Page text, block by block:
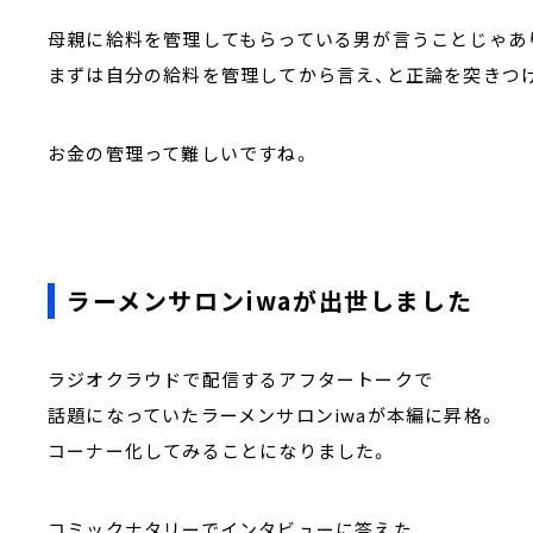
母親に給料を管理してもらっている男が言うことじゃあ
まずは自分の給料を管理してから言え、と正論を突きつ
お金の管理って難しいですね。
ラーメンサロンiwaが出世しました
ラジオクラウドで配信するアフタートークで
話題になっていたラーメンサロンiwaが本編に昇格。
コーナー化してみることになりました。